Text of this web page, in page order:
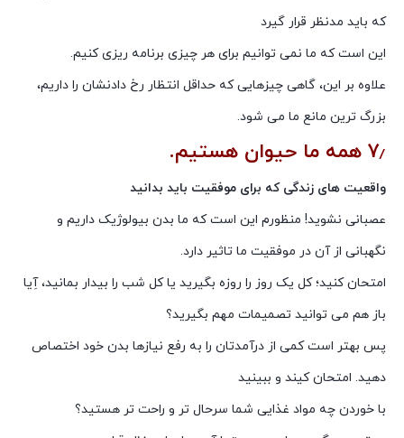
که باید مدنظر قرار گیرد
این است که ما نمی توانیم برای هر چیزی برنامه ریزی کنیم.
علاوه بر این، گاهی چیزهایی که حداقل انتظار رخ دادنشان را داریم،
بزرگ ترین مانع ما می شود.
۷٫ همه ما حیوان هستیم.
واقعیت های زندگی که برای موفقیت باید بدانید
عصبانی نشوید! منظورم این است که ما بدن بیولوژیک داریم و
نگهبانی از آن در موفقیت ما تاثیر دارد.
امتحان کنید؛ کل یک روز را روزه بگیرید یا کل شب را بیدار بمانید، آِیا
باز هم می توانید تصمیمات مهم بگیرید؟
پس بهتر است کمی از درآمدتان را به رفع نیازها بدن خود اختصاص
دهید. امتحان کیند و ببینید
با خوردن چه مواد غذایی شما سرحال تر و راحت تر هستید؟